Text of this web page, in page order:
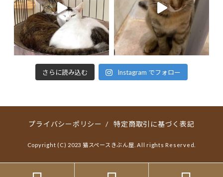
さらに読み込む Instagram でフォロー
プライバシーポリシー / 特定商取引に基づく表記
Copyright (C) 2023 猫スペースきぶん屋. All rights Reserved.